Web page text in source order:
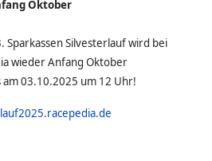
Oktober
Sparkassen Silvesterlauf wird bei
wieder Anfang Oktober
03.10.2025 um 12 Uhr!